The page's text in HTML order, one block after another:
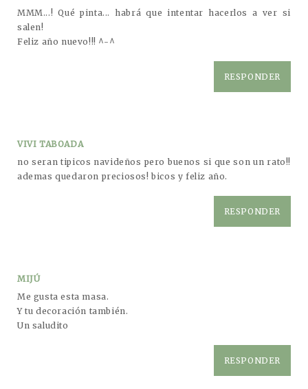
MMM...! Qué pinta... habrá que intentar hacerlos a ver si
salen!
Feliz año nuevo!!! ^-^
RESPONDER
VIVI TABOADA
no seran tipicos navideños pero buenos si que son un rato!!
ademas quedaron preciosos! bicos y feliz año.
RESPONDER
MIJÚ
Me gusta esta masa.
Y tu decoración también.
Un saludito
RESPONDER